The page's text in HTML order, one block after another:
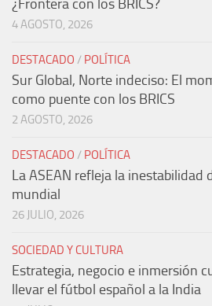
¿Frontera con los BRICS?
4 AGOSTO, 2026
DESTACADO / POLÍTICA
Sur Global, Norte indeciso: El
como puente con los BRICS
2 AGOSTO, 2026
DESTACADO / POLÍTICA
La ASEAN refleja la inestabilidad
mundial
26 JULIO, 2026
SOCIEDAD Y CULTURA
Estrategia, negocio e inmersión
llevar el fútbol español a la India